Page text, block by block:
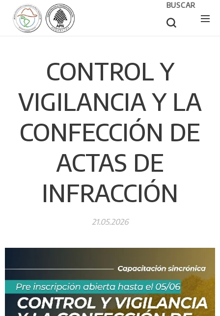
BUSCAR
CONTROL Y
VIGILANCIA Y LA
CONFECCIÓN DE
ACTAS DE
INFRACCIÓN
21.05.2026